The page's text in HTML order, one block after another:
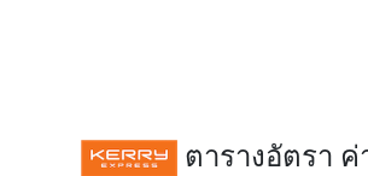
ตารางอัตรา ค่